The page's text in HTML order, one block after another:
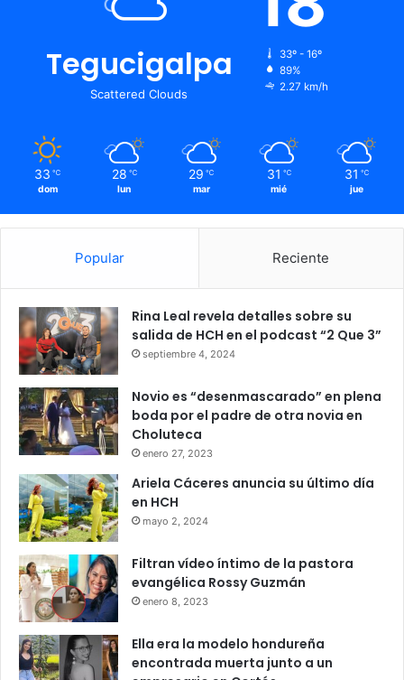
Tegucigalpa
Scattered Clouds
33º - 16º
89%
2.27 km/h
33 ℃
dom
28 ℃
lun
29 ℃
mar
31 ℃
mié
31 ℃
jue
Popular Reciente
Rina Leal revela detalles sobre su
salida de HCH en el podcast “2 Que 3”
septiembre 4, 2024
Novio es “desenmascarado” en plena
boda por el padre de otra novia en
Choluteca
enero 27, 2023
Ariela Cáceres anuncia su último día
en HCH
mayo 2, 2024
Filtran vídeo íntimo de la pastora
evangélica Rossy Guzmán
enero 8, 2023
Ella era la modelo hondureña
encontrada muerta junto a un